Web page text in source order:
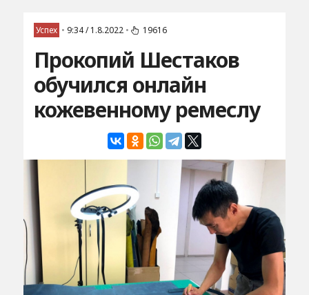
Успех • 9:34 / 1.8.2022 • 19616
Прокопий Шестаков
обучился онлайн
кожевенному ремеслу